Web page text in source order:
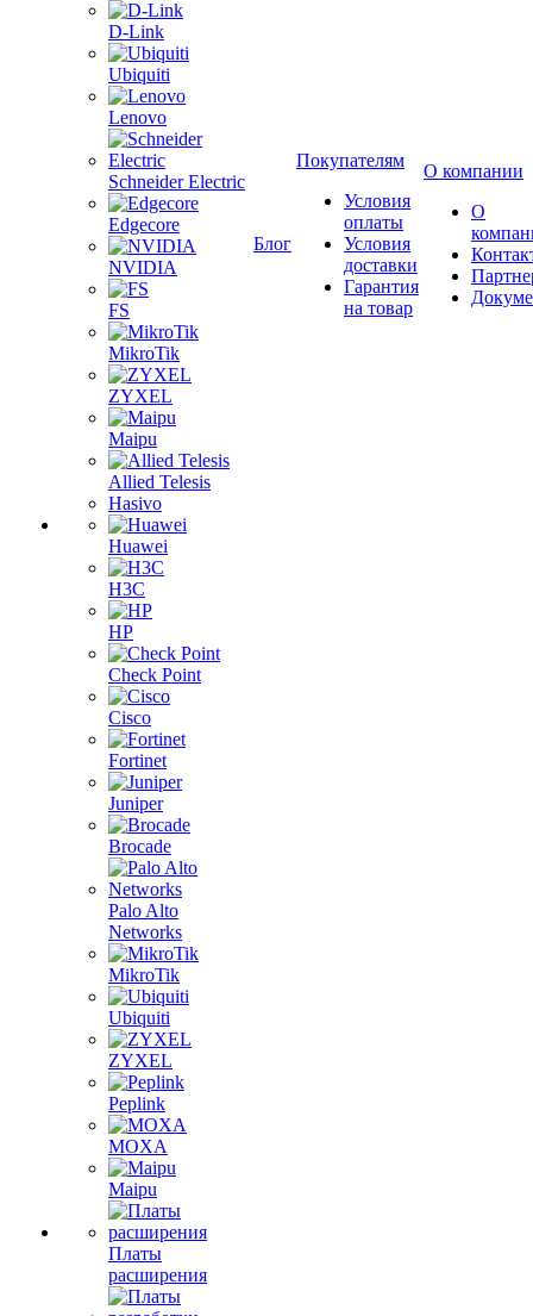
D-Link
Ubiquiti
Lenovo
Schneider Electric
Edgecore
NVIDIA
FS
MikroTik
ZYXEL
Maipu
Allied Telesis
Hasivo
Huawei
H3C
HP
Check Point
Cisco
Fortinet
Juniper
Brocade
Palo Alto
Networks
MikroTik
Ubiquiti
ZYXEL
Peplink
MOXA
Maipu
Платы
расширения
Блог
Покупателям
Условия
оплаты
Условия
доставки
Гарантия
на товар
О компании
О